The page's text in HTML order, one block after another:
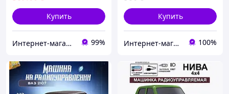
Купить
Интернет-магазин "Magnit" 99%
Купить
Интернет-магазин TipTopToys 100%